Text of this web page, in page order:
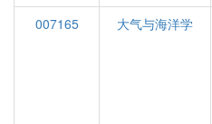
007165
大气与海洋学